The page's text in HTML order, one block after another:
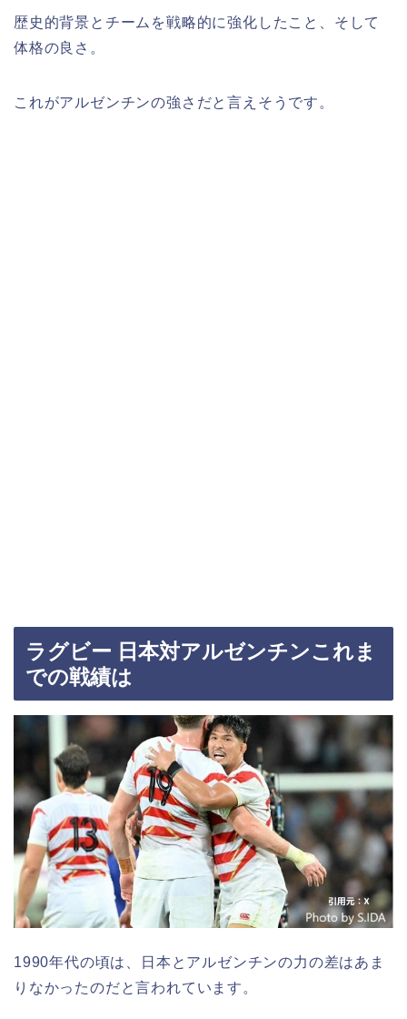
歴史的背景とチームを戦略的に強化したこと、そして
体格の良さ。
これがアルゼンチンの強さだと言えそうです。
ラグビー 日本対アルゼンチンこれま
での戦績は
1990年代の頃は、日本とアルゼンチンの力の差はあま
りなかったのだと言われています。